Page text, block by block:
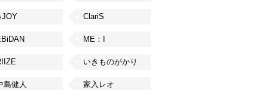
ClariS
ME：I
いきものがかり
島健人 家入レオ